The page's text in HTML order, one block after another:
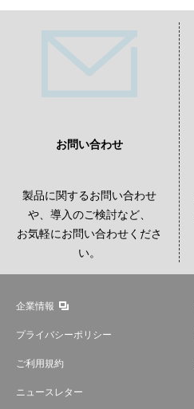
お問い合わせ
製品に関するお問い合わせ
や、導入のご検討など、
お気軽にお問い合わせくださ
い。
企業情報
プライバシーポリシー
ご利用規約
ニュースレター